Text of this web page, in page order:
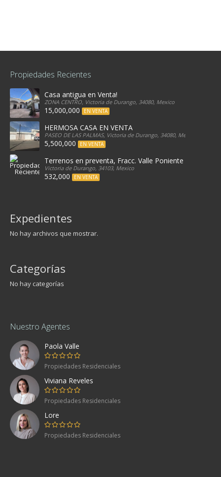
Propiedades Recientes
Casa antigua en Venta!
ZONA CENTRO, Victoria de Durango, 34080, Mexico
15,000,000 EN VENTA
HERMOSA CASA EN VENTA
PASEO DE LAS PALMAS, Victoria de Durango, 34080, Mexico
5,500,000 EN VENTA
Terrenos en preventa, Fracc. Valle Poniente
Victoria de Durango, 34103, Mexico
532,000 EN VENTA
Expedientes
No hay archivos que mostrar.
Categorías
No hay categorías
Nuestro Agentes
Paola Valle
Propiedades Residenciales
Viviana Reveles
Propiedades Residenciales
Lore
Propiedades Residenciales